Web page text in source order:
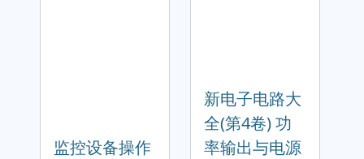
监控设备操作
新电子电路大
全(第4卷) 功
率输出与电源